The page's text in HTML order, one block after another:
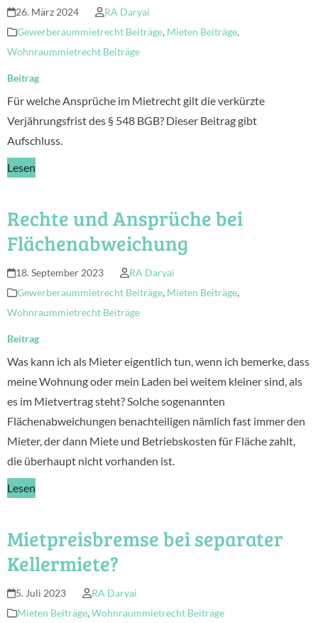
26. März 2024
RA Daryai
Gewerberaummietrecht Beiträge, Mieten Beiträge,
Wohnraummietrecht Beiträge
Beitrag
Für welche Ansprüche im Mietrecht gilt die verkürzte
Verjährungsfrist des § 548 BGB? Dieser Beitrag gibt
Aufschluss.
Lesen
Rechte und Ansprüche bei
Flächenabweichung
18. September 2023
RA Daryai
Gewerberaummietrecht Beiträge, Mieten Beiträge,
Wohnraummietrecht Beiträge
Beitrag
Was kann ich als Mieter eigentlich tun, wenn ich bemerke, dass
meine Wohnung oder mein Laden bei weitem kleiner sind, als
es im Mietvertrag steht? Solche sogenannten
Flächenabweichungen benachteiligen nämlich fast immer den
Mieter, der dann Miete und Betriebskosten für Fläche zahlt,
die überhaupt nicht vorhanden ist.
Lesen
Mietpreisbremse bei separater
Kellermiete?
5. Juli 2023
RA Daryai
Mieten Beiträge, Wohnraummietrecht Beiträge